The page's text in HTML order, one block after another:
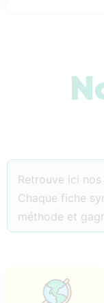
Retrouve ici nos
Chaque fiche
méthode et